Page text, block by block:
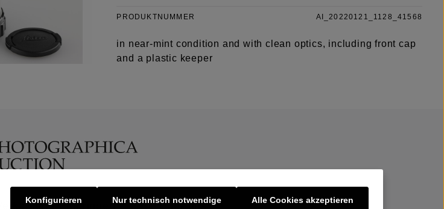
PRODUKTNUMMER AI_20220121_1128_41568
in near-mint condition and with clean optics, including front cap
and a plastic keeper
Verkaufen | Einbringen Über uns
Nur technisch notwendige
Konfigurieren Alle Cookies akzeptieren